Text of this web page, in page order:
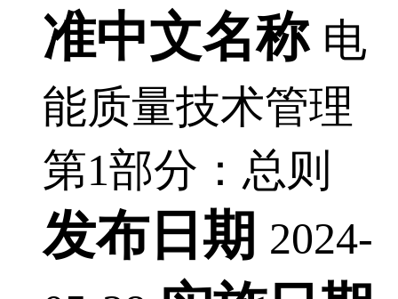
准中文名称 电
能质量技术管理
第1部分：总则
发布日期 2024-